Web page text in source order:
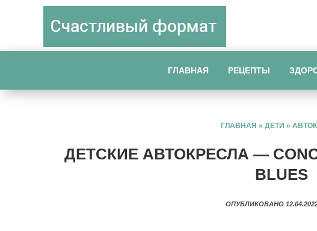
ГЛАВНАЯ РЕЦЕПТЫ
ГЛАВНАЯ » ДЕТИ »
ДЕТСКИЕ АВТОКРЕСЛА —
BLUES
ОПУБЛИКОВАНО